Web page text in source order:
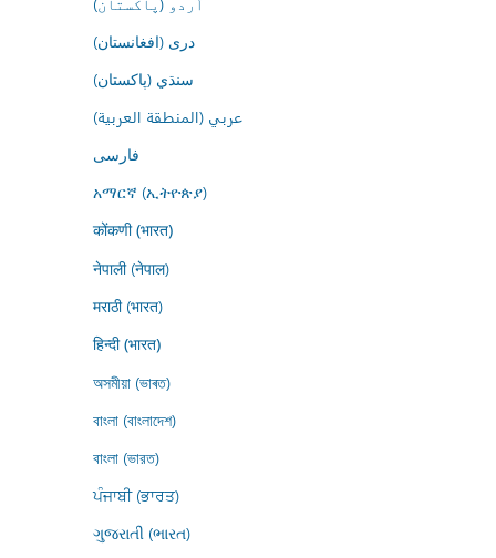
درى (افغانستان)
سنڌي (پاکستان)
عربي (المنطقة العربية)
فارسى
አማርኛ (ኢትዮጵያ)
कोंकणी (भारत)
नेपाली (नेपाल)
मराठी (भारत)
हिन्दी (भारत)
অসমীয়া (ভাৰত)
বাংলা (বাংলাদেশ)
বাংলা (ভারত)
ਪੰਜਾਬੀ (ਭਾਰਤ)
ગુજરાતી (ભારત)